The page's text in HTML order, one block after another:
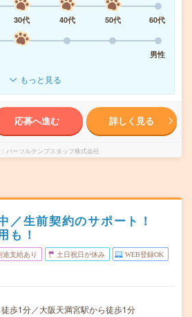
30代 40代 50代
60代
男性
もっと見る
応募へ進む 詳しく見る
パーソルテンプスタッフ株式会社
／生前契約のサポート！
も！
途支給あり 土日祝日が休み WEB登録OK
歩1分／大阪天満宮駅から徒歩1分